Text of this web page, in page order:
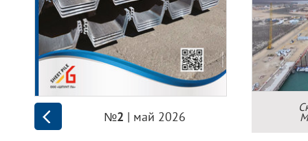
№2 | май 2026